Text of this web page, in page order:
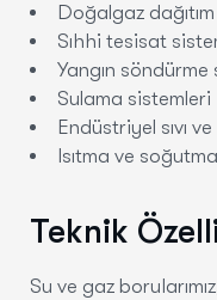
Doğalgaz
Sıhhi tesisat
Yangın söndürme
Sulama sistemleri
Endüstriyel sıvı
Isıtma ve
Teknik
Su ve gaz